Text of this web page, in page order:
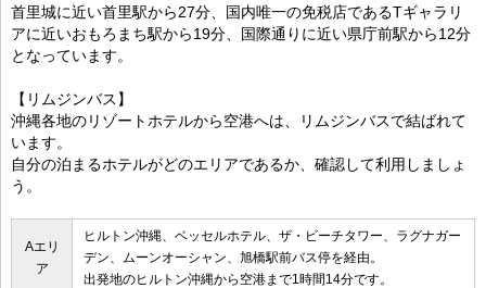
首里城に近い首里駅から27分、国内唯一の免税店であるTギャラリ
アに近いおもろまち駅から19分、国際通りに近い県庁前駅から12分
となっています。
【リムジンバス】
沖縄各地のリゾートホテルから空港へは、リムジンバスで結ばれて
います。
自分の泊まるホテルがどのエリアであるか、確認して利用しましょ
う。
Aエリ
ア
ヒルトン沖縄、ベッセルホテル、ザ・ビーチタワー、ラグナガー
デン、ムーンオーシャン、旭橋駅前バス停を経由。
出発地のヒルトン沖縄から空港まで1時間14分です。